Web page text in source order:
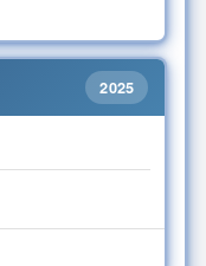
2025